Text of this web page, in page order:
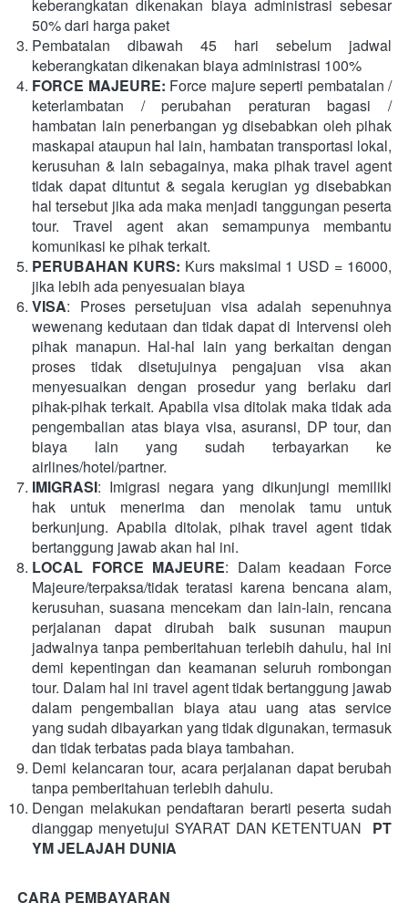
keberangkatan dikenakan biaya administrasi sebesar
50% dari harga paket
Pembatalan dibawah 45 hari sebelum jadwal
keberangkatan dikenakan biaya administrasi 100%
FORCE MAJEURE: Force majure seperti pembatalan /
keterlambatan / perubahan peraturan bagasi /
hambatan lain penerbangan yg disebabkan oleh pihak
maskapai ataupun hal lain, hambatan transportasi lokal,
kerusuhan & lain sebagainya, maka pihak travel agent
tidak dapat dituntut & segala kerugian yg disebabkan
hal tersebut jika ada maka menjadi tanggungan peserta
tour. Travel agent akan semampunya membantu
komunikasi ke pihak terkait.
PERUBAHAN KURS: Kurs maksimal 1 USD = 16000,
jika lebih ada penyesuaian biaya
VISA: Proses persetujuan visa adalah sepenuhnya
wewenang kedutaan dan tidak dapat di Intervensi oleh
pihak manapun. Hal-hal lain yang berkaitan dengan
proses tidak disetujuinya pengajuan visa akan
menyesuaikan dengan prosedur yang berlaku dari
pihak-pihak terkait. Apabila visa ditolak maka tidak ada
pengembalian atas biaya visa, asuransi, DP tour, dan
biaya lain yang sudah terbayarkan ke
airlines/hotel/partner.
IMIGRASI: Imigrasi negara yang dikunjungi memiliki
hak untuk menerima dan menolak tamu untuk
berkunjung. Apabila ditolak, pihak travel agent tidak
bertanggung jawab akan hal ini.
LOCAL FORCE MAJEURE: Dalam keadaan Force
Majeure/terpaksa/tidak teratasi karena bencana alam,
kerusuhan, suasana mencekam dan lain-lain, rencana
perjalanan dapat dirubah baik susunan maupun
jadwalnya tanpa pemberitahuan terlebih dahulu, hal ini
demi kepentingan dan keamanan seluruh rombongan
tour. Dalam hal ini travel agent tidak bertanggung jawab
dalam pengembalian biaya atau uang atas service
yang sudah dibayarkan yang tidak digunakan, termasuk
dan tidak terbatas pada biaya tambahan.
Demi kelancaran tour, acara perjalanan dapat berubah
tanpa pemberitahuan terlebih dahulu.
Dengan melakukan pendaftaran berarti peserta sudah
dianggap menyetujui SYARAT DAN KETENTUAN PT
YM JELAJAH DUNIA
CARA PEMBAYARAN